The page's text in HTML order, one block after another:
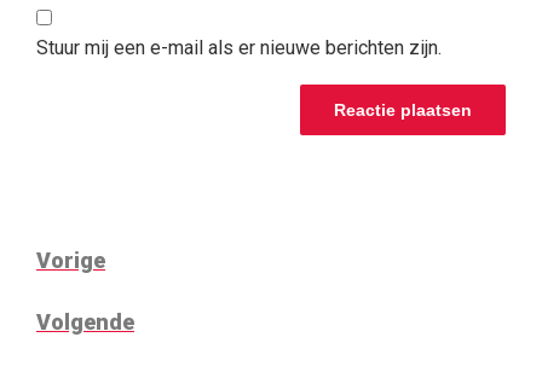
Stuur mij een e-mail als er nieuwe berichten zijn.
BERICHTNAVIGATIE
Vorig
Vorige
Volgend
Volgende